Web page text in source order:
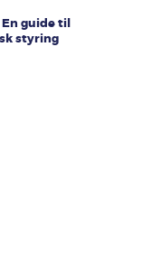
guide til
styring